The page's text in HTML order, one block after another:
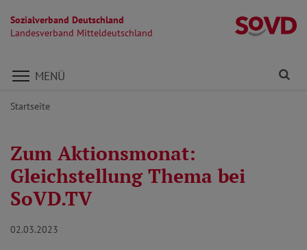
Sozialverband Deutschland
Landesverband Mitteldeutschland
Direkt zu den Inhalten springen
MENÜ
Startseite
Zum Aktionsmonat:
Gleichstellung Thema bei
SoVD.TV
02.03.2023